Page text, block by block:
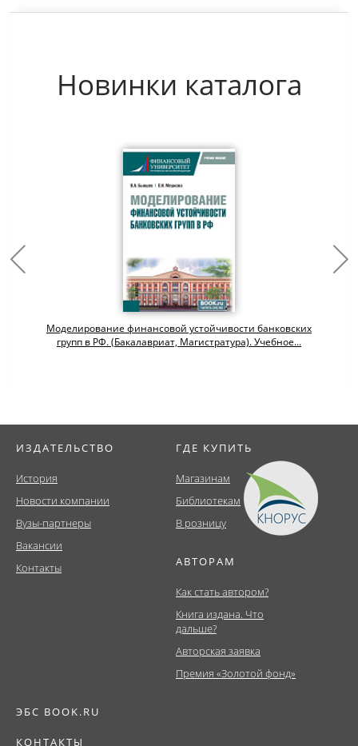
Новинки каталога
Моделирование финансовой устойчивости банковских
групп в РФ. (Бакалавриат, Магистратура). Учебное...
ИЗДАТЕЛЬСТВО
История
Новости компании
Вузы-партнеры
Вакансии
Контакты
ГДЕ КУПИТЬ
Магазинам
Библиотекам
В розницу
АВТОРАМ
Как стать автором?
Книга издана. Что
дальше?
Авторская заявка
Премия «Золотой фонд»
ЭБС BOOK.RU
КОНТАКТЫ